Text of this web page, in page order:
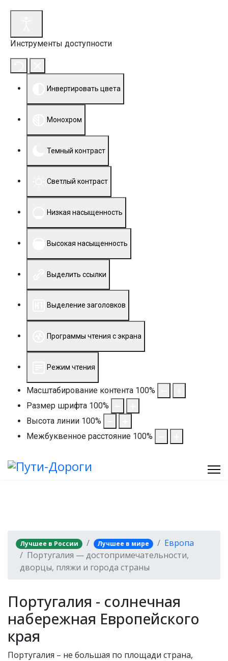
Инструменты доступности
Инвертировать цвета
Монохром
Темный контраст
Светлый контраст
Низкая насыщенность
Высокая насыщенность
Выделить ссылки
Выделение заголовков
Программы чтения с экрана
Режим чтения
Масштабирование контента 100%
Размер шрифта 100%
Высота линии 100%
Межбуквенное расстояние 100%
Лучшее в России Лучшее в мире
Европа
Португалия — достопримечательности,
дворцы, пляжи и города страны
Португалия - солнечная
набережная Европейского
края
Португалия – не большая по площади страна,